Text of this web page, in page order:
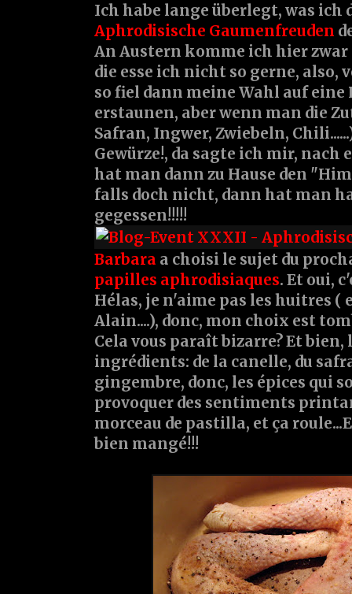
Ich habe lange überlegt, was ich
Aphrodisische Gaumenfreuden
An Austern komme ich hier zwar
die esse ich nicht so gerne, also,
so fiel dann meine Wahl auf eine
erstaunen, aber wenn man die
Safran, Ingwer, Zwiebeln,
Gewürze!, da sagte ich mir, nach
hat man dann zu Hause den
falls doch nicht, dann hat man
gegessen!!!!!
Barbara a choisi le sujet du
papilles aphrodisiaques. Et oui,
Hélas, je n'aime pas les huitres (
Alain....), donc, mon choix est
Cela vous paraît bizarre? Et bien,
ingrédients: de la canelle, du
gingembre, donc, les épices qui
provoquer des sentiments
morceau de pastilla, et ça
bien mangé!!!